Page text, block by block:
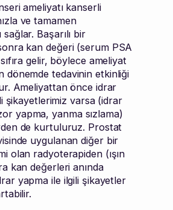
ameliyatı kanserli
ve tamamen
sağlar. Başarılı bir
kan değeri (serum PSA
gelir, böylece ameliyat
dönemde tedavinin etkinliği
Ameliyattan önce idrar
şikayetlerimiz varsa (idrar
yapma, yanma sızlama)
de kurtuluruz. Prostat
uygulanan diğer bir
olan radyoterapiden (ışın
kan değerleri anında
yapma ile ilgili şikayetler